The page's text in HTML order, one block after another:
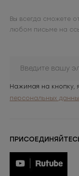
Вы всегда сможете
любом письме на
Нажимая на кнопку,
персональных